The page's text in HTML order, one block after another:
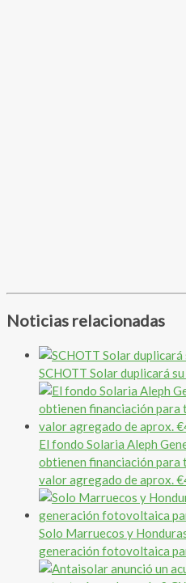
Noticias relacionadas
SCHOTT Solar duplicará
El fondo Solaria Aleph
obtienen financiación para
valor agregado de aprox.
Solo Marruecos y
generación fotovoltaica